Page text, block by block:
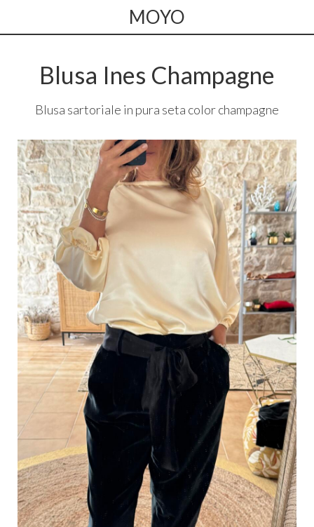
MOYO
Blusa Ines Champagne
Blusa sartoriale in pura seta color champagne